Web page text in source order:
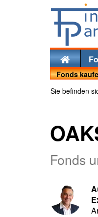
Fonds
Sie befinden
Fonds